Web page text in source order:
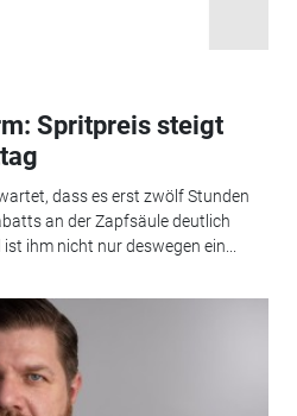
Spritpreis steigt
dass es erst zwölf Stunden
an der Zapfsäule deutlich
ihm nicht nur deswegen ein...